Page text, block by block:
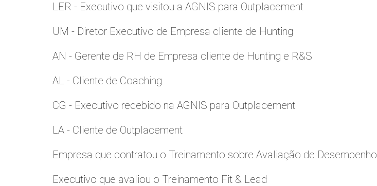
LER - Executivo que visitou a AGNIS para Outplacement
UM - Diretor Executivo de Empresa cliente de Hunting
AN - Gerente de RH de Empresa cliente de Hunting e R&S
AL - Cliente de Coaching
CG - Executivo recebido na AGNIS para Outplacement
LA - Cliente de Outplacement
Empresa que contratou o Treinamento sobre Avaliação de Desempenho
Executivo que avaliou o Treinamento Fit & Lead